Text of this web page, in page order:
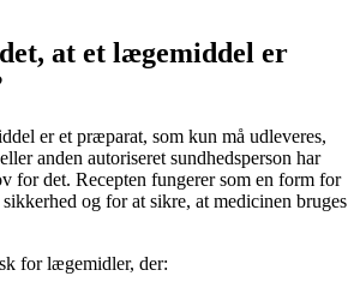
at et lægemiddel er
er et præparat, som kun må udleveres,
anden autoriseret sundhedsperson har
for det. Recepten fungerer som en form for
og for at sikre, at medicinen bruges
for lægemidler, der: